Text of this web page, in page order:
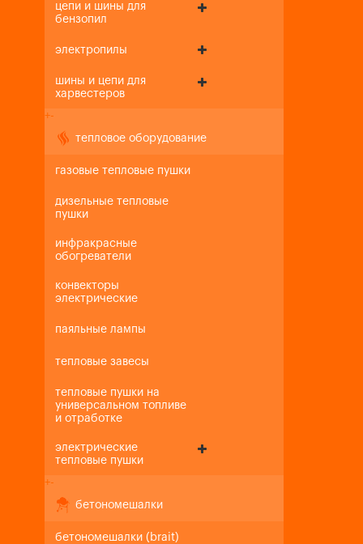
цепи и шины для
бензопил
электропилы
шины и цепи для
харвестеров
+-
тепловое оборудование
газовые тепловые пушки
дизельные тепловые
пушки
инфракрасные
обогреватели
конвекторы
электрические
паяльные лампы
тепловые завесы
тепловые пушки на
универсальном топливе
и отработке
электрические
тепловые пушки
+-
бетономешалки
бетономешалки (brait)